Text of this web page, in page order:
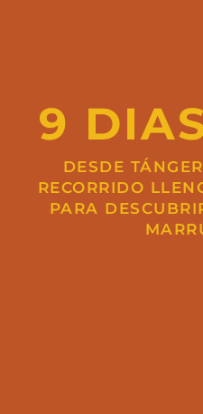
9
DESDE
RECORRIDO
PARA